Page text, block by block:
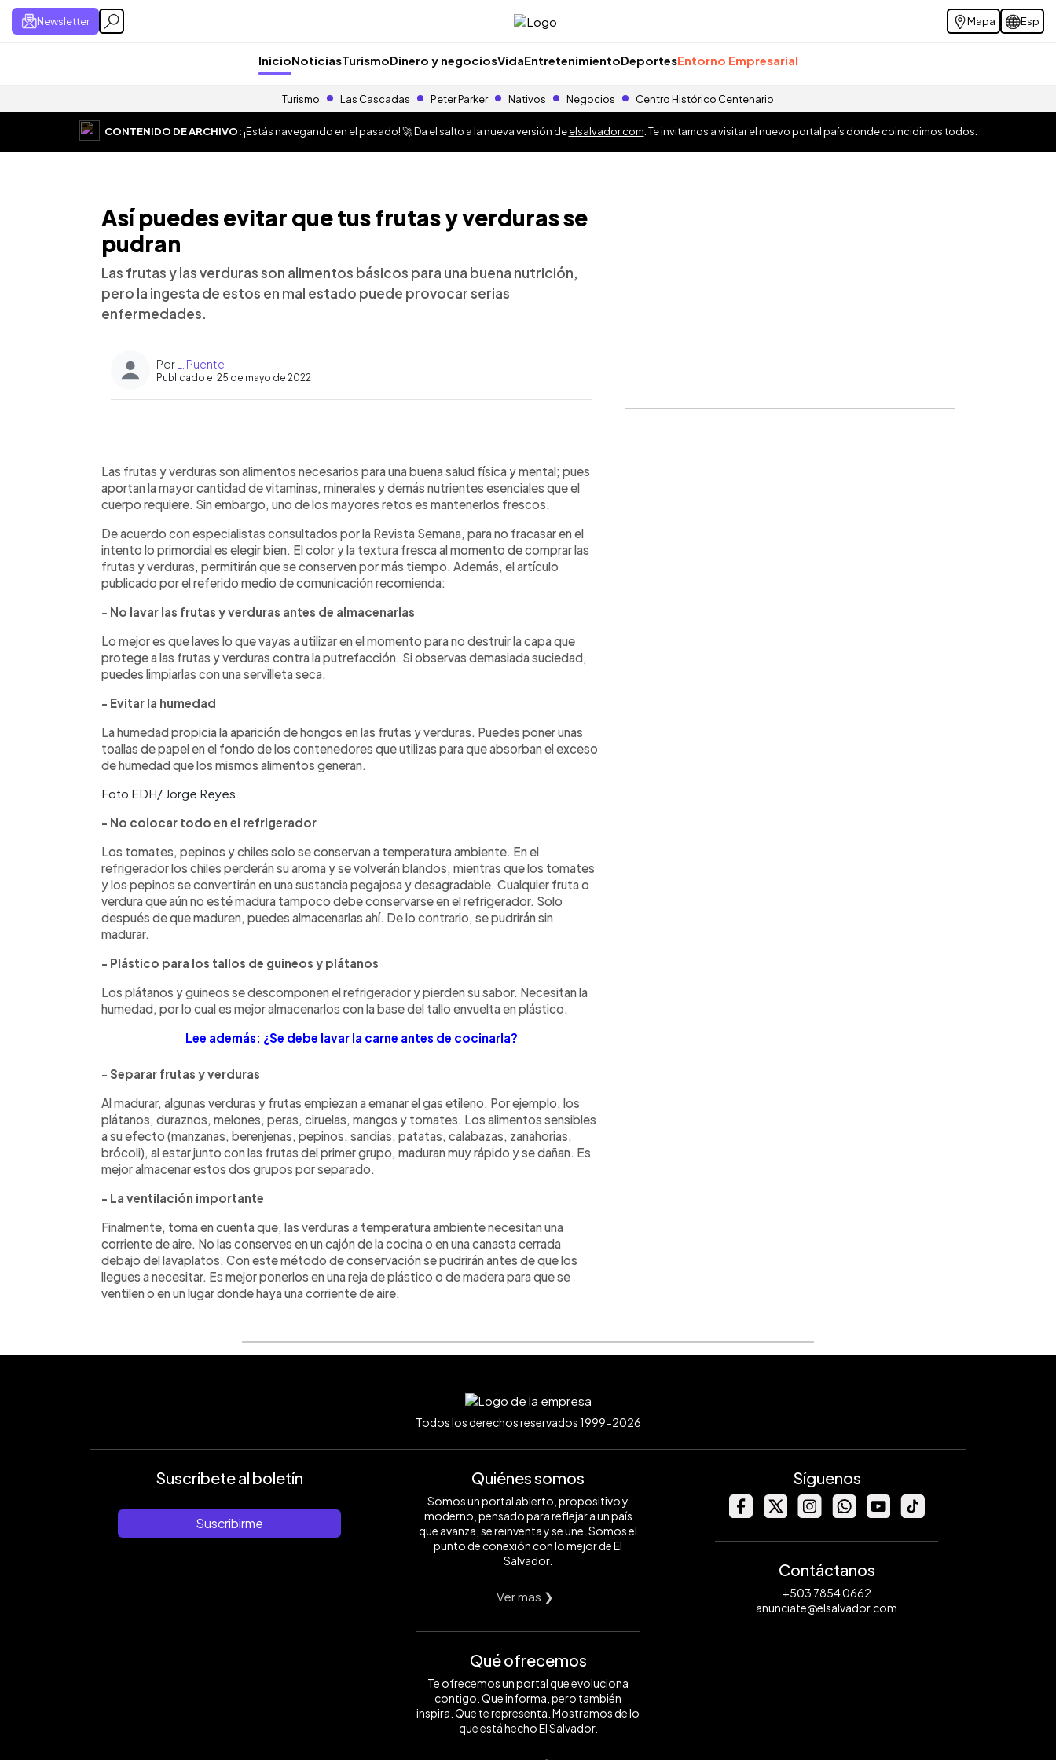
Newsletter Mapa Esp
InicioNoticiasTurismoDinero y negociosVidaEntretenimientoDeportesEntorno Empresarial
Turismo Las Cascadas Peter Parker Nativos Negocios Centro Histórico Centenario
CONTENIDO DE ARCHIVO:¡Estás navegando en el pasado! 🚀 Da el salto a la nueva versión deelsalvador.com . Te invitamos a visitar el nuevo portal país donde coincidimos todos.
Así puedes evitar que tus frutas y verduras se
pudran
Las frutas y las verduras son alimentos básicos para una buena nutrición,
pero la ingesta de estos en mal estado puede provocar serias
enfermedades.
PorL. Puente
Publicado el 25 de mayo de 2022
Escuchar artículo
Las frutas y verduras son alimentos necesarios para una buena salud física y mental; pues
aportan la mayor cantidad de vitaminas, minerales y demás nutrientes esenciales que el
cuerpo requiere. Sin embargo, uno de los mayores retos es mantenerlos frescos.
De acuerdo con especialistas consultados por la Revista Semana, para no fracasar en el
intento lo primordial es elegir bien. El color y la textura fresca al momento de comprar las
frutas y verduras, permitirán que se conserven por más tiempo. Además, el artículo
publicado por el referido medio de comunicación recomienda:
- No lavar las frutas y verduras antes de almacenarlas
Lo mejor es que laves lo que vayas a utilizar en el momento para no destruir la capa que
protege a las frutas y verduras contra la putrefacción. Si observas demasiada suciedad,
puedes limpiarlas con una servilleta seca.
- Evitar la humedad
La humedad propicia la aparición de hongos en las frutas y verduras. Puedes poner unas
toallas de papel en el fondo de los contenedores que utilizas para que absorban el exceso
de humedad que los mismos alimentos generan.
Foto EDH/ Jorge Reyes.
- No colocar todo en el refrigerador
Los tomates, pepinos y chiles solo se conservan a temperatura ambiente. En el
refrigerador los chiles perderán su aroma y se volverán blandos, mientras que los tomates
y los pepinos se convertirán en una sustancia pegajosa y desagradable. Cualquier fruta o
verdura que aún no esté madura tampoco debe conservarse en el refrigerador. Solo
después de que maduren, puedes almacenarlas ahí. De lo contrario, se pudrirán sin
madurar.
- Plástico para los tallos de guineos y plátanos
Los plátanos y guineos se descomponen el refrigerador y pierden su sabor. Necesitan la
humedad, por lo cual es mejor almacenarlos con la base del tallo envuelta en plástico.
Lee además: ¿Se debe lavar la carne antes de cocinarla?
- Separar frutas y verduras
Al madurar, algunas verduras y frutas empiezan a emanar el gas etileno. Por ejemplo, los
plátanos, duraznos, melones, peras, ciruelas, mangos y tomates. Los alimentos sensibles
a su efecto (manzanas, berenjenas, pepinos, sandías, patatas, calabazas, zanahorias,
brócoli), al estar junto con las frutas del primer grupo, maduran muy rápido y se dañan. Es
mejor almacenar estos dos grupos por separado.
- La ventilación importante
Finalmente, toma en cuenta que, las verduras a temperatura ambiente necesitan una
corriente de aire. No las conserves en un cajón de la cocina o en una canasta cerrada
debajo del lavaplatos. Con este método de conservación se pudrirán antes de que los
llegues a necesitar. Es mejor ponerlos en una reja de plástico o de madera para que se
ventilen o en un lugar donde haya una corriente de aire.
Todos los derechos reservados 1999-2026
Suscríbete al boletín
Suscribirme
Quiénes somos
Somos un portal abierto, propositivo y
moderno, pensado para reflejar a un país
que avanza, se reinventa y se une. Somos el
punto de conexión con lo mejor de El
Salvador.
Ver mas ❯
Qué ofrecemos
Te ofrecemos un portal que evoluciona
contigo. Que informa, pero también
inspira. Que te representa. Mostramos de lo
que está hecho El Salvador.
Síguenos
Contáctanos
+503 7854 0662
anunciate@elsalvador.com